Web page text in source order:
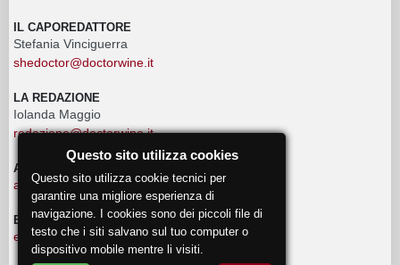
IL CAPOREDATTORE
Stefania Vinciguerra
shedoctor@doctorwine.it
LA REDAZIONE
Iolanda Maggio
redazione@doctorwine.it
ADVERTISING
advertising@doctorwine.it
EVENTI
eventi@doctorwine.it
Questo sito utilizza cookies
Questo sito utilizza cookie tecnici per
garantire una migliore esperienza di
navigazione. I cookies sono dei piccoli file di
testo che i siti salvano sul tuo computer o
dispositivo mobile mentre li visiti.